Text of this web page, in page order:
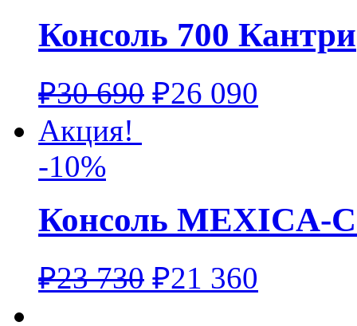
Консоль 700 Кантри
₽30 690 ₽26 090
Акция!
-10%
Консоль MEXICA-
₽23 730 ₽21 360